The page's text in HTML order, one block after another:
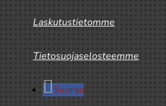
Laskutustietomme
Tietosuojaselosteemme
Seuraa